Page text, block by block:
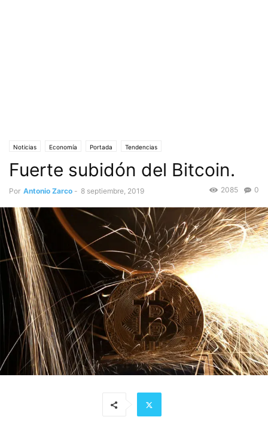
Noticias Economía Portada Tendencias
Fuerte subidón del Bitcoin.
Por Antonio Zarco - 8 septiembre, 2019 0
2085